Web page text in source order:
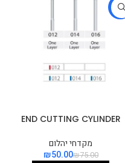
-33%
END CUTTING CYLINDER
מקדחי יהלום
₪75.00
₪50.00